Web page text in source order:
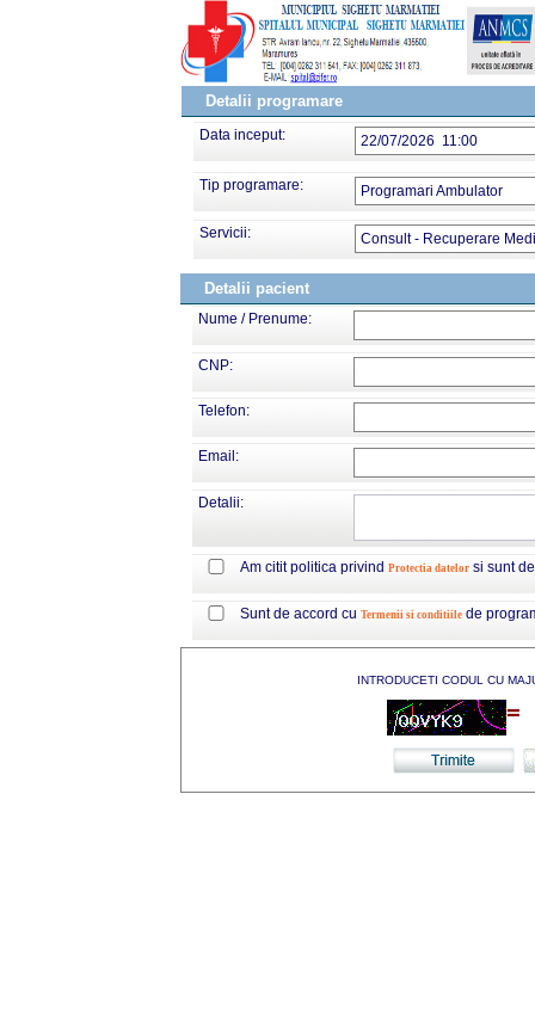
Detalii programare
Data inceput: 22/07/2026 11:00
Tip programare: Programari Ambulator
Servicii: Consult - Recuperare
Detalii pacient
Nume / Prenume:
CNP:
Telefon:
Email:
Detalii:
Am citit politica privind Protectia datelor si sunt
Sunt de accord cu Termenii si conditiile de
INTRODUCETI CODUL CU
=